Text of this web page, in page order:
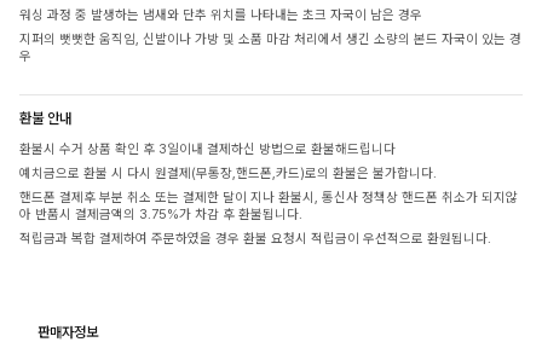
워싱 과정 중 발생하는 냄새와 단추 위치를 나타내는 초크 자국이 남은 경우
지퍼의 뻣뻣한 움직임, 신발이나 가방 및 소품 마감 처리에서 생긴 소량의 본드 자국이 있는 경
우
환불 안내
환불시 수거 상품 확인 후 3일이내 결제하신 방법으로 환불해드립니다
예치금으로 환불 시 다시 원결제(무통장,핸드폰,카드)로의 환불은 불가합니다.
핸드폰 결제후 부분 취소 또는 결제한 달이 지나 환불시, 통신사 정책상 핸드폰 취소가 되지않
아 반품시 결제금액의 3.75%가 차감 후 환불됩니다.
적립금과 복합 결제하여 주문하였을 경우 환불 요청시 적립금이 우선적으로 환원됩니다.
판매자정보